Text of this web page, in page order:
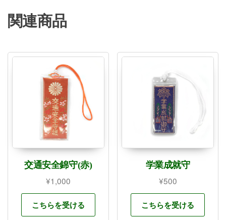
関連商品
交通安全錦守(赤)
¥1,000
こちらを受ける
学業成就守
¥500
こちらを受ける